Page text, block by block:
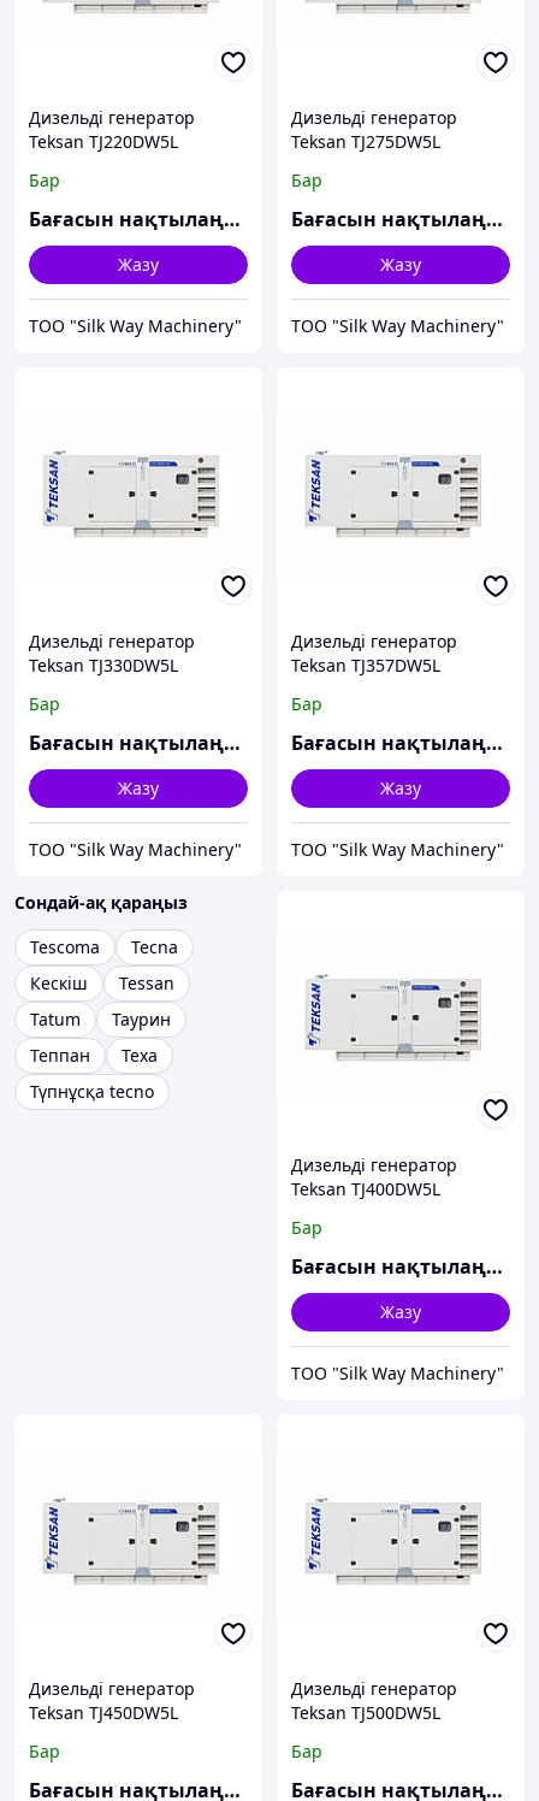
Дизельді генератор
Teksan TJ220DW5L
Бар
Бағасын нақтылаңыз
Жазу
TOO "Silk Way Machinery"
Дизельді генератор
Teksan TJ275DW5L
Бар
Бағасын нақтылаңыз
Жазу
TOO "Silk Way Machinery"
Дизельді генератор
Teksan TJ330DW5L
Бар
Бағасын нақтылаңыз
Жазу
TOO "Silk Way Machinery"
Дизельді генератор
Teksan TJ357DW5L
Бар
Бағасын нақтылаңыз
Жазу
TOO "Silk Way Machinery"
Сондай-ақ қараңыз
Tescoma
Tecna
Кескіш
Tessan
Tatum
Таурин
Теппан
Texa
Түпнұсқа tecno
Дизельді генератор
Teksan TJ400DW5L
Бар
Бағасын нақтылаңыз
Жазу
TOO "Silk Way Machinery"
Дизельді генератор
Teksan TJ450DW5L
Бар
Бағасын нақтылаңыз
Дизельді генератор
Teksan TJ500DW5L
Бар
Бағасын нақтылаңыз